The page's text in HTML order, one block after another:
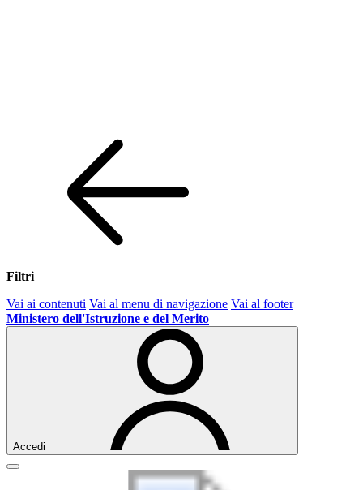
Filtri
Vai ai contenuti Vai al menu di navigazione Vai al footer
Ministero dell'Istruzione e del Merito
Accedi